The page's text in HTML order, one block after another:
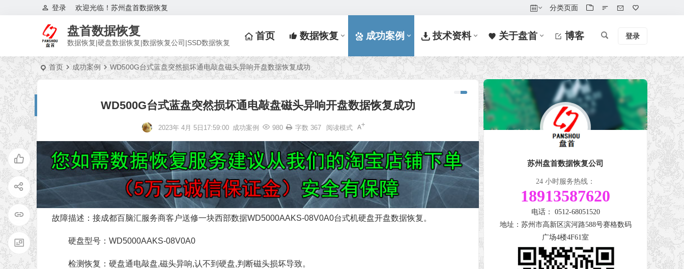
欢迎光临！苏州盘首数据恢复
登录 分类页面
盘首数据恢复
数据恢复|硬盘数据恢复|数据恢复公司|SSD数据恢复
首页 数据恢复 成功案例 技术资料 关于盘首 博客 登录
首页 成功案例 WD500G台式蓝盘突然损坏通电敲盘磁头异响开盘数据恢复成功
WD500G台式蓝盘突然损坏通电敲盘磁头异响开盘数据恢复成功
2023年 4月 5日17:59:00 成功案例 980 字数 367 阅读模式
故障描述：接成都百脑汇服务商客户送修一块西部数据WD5000AAKS-08V0A0台式机硬盘开盘数据恢复。
硬盘型号：WD5000AAKS-08V0A0
检测恢复：硬盘通电敲盘,磁头异响,认不到硬盘,判断磁头损坏导致。
苏州盘首数据恢复公司
24 小时服务热线：
18913587620
电话： 0512-68051520
地址：苏州市高新区滨河路588号赛格数码
广场4楼4F61室